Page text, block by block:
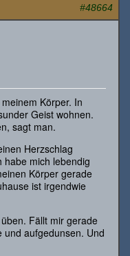
#48664
Körper. In
Geist wohnen.
sagt man.
Herzschlag
habe mich lebendig
Körper gerade
ist irgendwie
Fällt mir gerade
und aufgedunsen. Und